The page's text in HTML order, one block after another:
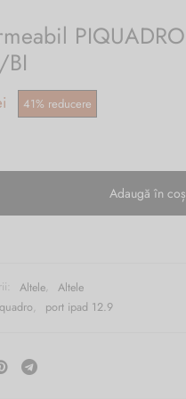
PIQUADRO
41% reducere
Prețul
249.00 lei.
Adaugă în coș
Altele,
Altele
, port ipad 12.9